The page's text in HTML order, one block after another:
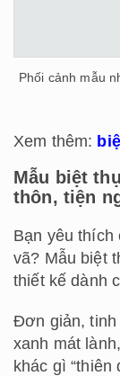
Phối cảnh mẫu
Xem thêm:
Mẫu biệt
thôn, tiện
Bạn yêu thích
vã? Mẫu biệt
thiết kế dành
Đơn giản, tinh
xanh mát
khác gì